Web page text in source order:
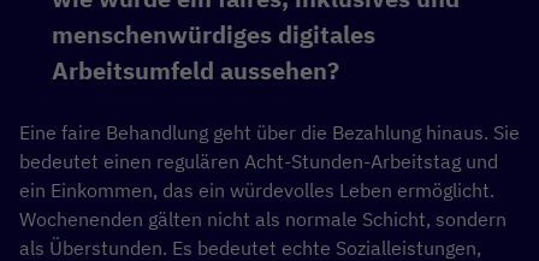
menschenwürdiges digitales
Arbeitsumfeld aussehen?
Eine faire Behandlung geht über die Bezahlung hinaus. Sie
bedeutet einen regulären Acht-Stunden-Arbeitstag und
ein Einkommen, das ein würdevolles Leben ermöglicht.
Wochenenden gälten nicht als normale Schicht, sondern
als Überstunden. Es bedeutet echte Sozialleistungen,